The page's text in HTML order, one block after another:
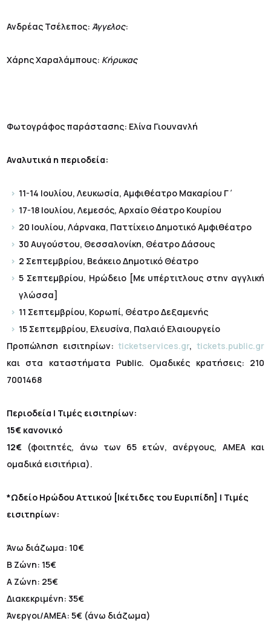
Ανδρέας Τσέλεπος:Άγγελος:
Χάρης Χαραλάμπους: Κήρυκας
Φωτογράφος παράστασης: Ελίνα Γιουνανλή
Αναλυτικά η περιοδεία:
11-14 Ιουλίου, Λευκωσία, Αμφιθέατρο Μακαρίου Γ΄
17-18 Ιουλίου, Λεμεσός, Αρχαίο Θέατρο Κουρίου
20 Ιουλίου, Λάρνακα, Παττίχειο Δημοτικό Αμφιθέατρο
30 Αυγούστου, Θεσσαλονίκη, Θέατρο Δάσους
2 Σεπτεμβρίου, Βεάκειο Δημοτικό Θέατρο
5 Σεπτεμβρίου, Ηρώδειο [Με υπέρτιτλους στην αγγλική
γλώσσα]
11 Σεπτεμβρίου, Κορωπί, Θέατρο Δεξαμενής
15 Σεπτεμβρίου, Ελευσίνα, Παλαιό Ελαιουργείο
Προπώληση εισιτηρίων:ticketservices.gr, tickets.public.gr
και στα καταστήματα Public. Ομαδικές κρατήσεις: 210
7001468
Περιοδεία | Τιμές εισιτηρίων:
15€ κανονικό
12€ (φοιτητές, άνω των 65 ετών, ανέργους, ΑΜΕΑ και
ομαδικά εισιτήρια).
*Ωδείο Ηρώδου Αττικού [Ικέτιδες του Ευριπίδη] | Τιμές
εισιτηρίων:
Άνω διάζωμα: 10€
Β Ζώνη: 15€
Α Ζώνη: 25€
Διακεκριμένη: 35€
Άνεργοι/ΑΜΕΑ: 5€ (άνω διάζωμα)